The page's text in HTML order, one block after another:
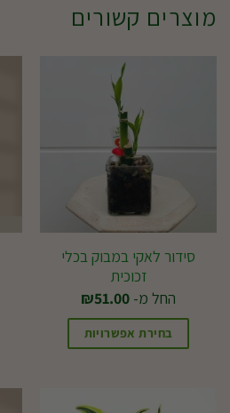
מוצרים קשורים
סידור לאקי במבוק בכלי
זכוכית
החל מ-
₪51.00
בחירת אפשרויות